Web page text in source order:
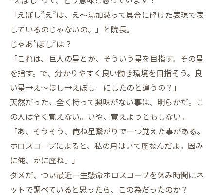
「えぼし”え”は、え～湯加減って具合に砕けた表現で表
しているのじゃないの。」と院長。
じゃあ”ぼし”は？
「これは、巨人の星とか、そういう星を目指す。その星
を指す。で、分かりやすく良い働き環境を目指そう。良
い星→え～ほし→えぼし にしたのと違うの？」
天然だった、全く持って興味がない事は、明らかだ。こ
の人は全く覚えない。いや、覚えようともしない。
「あ、そうそう、俺ね星繋がりで一つ覚えた事がある。
ホロスコープによると、私の月はいて座なんだよ。因み
に俺、かに座ね。」
ダメだ、つい最近一生懸命ホロスコープを休み時間にネ
ットで調べていると思ったら、この為だったのか？